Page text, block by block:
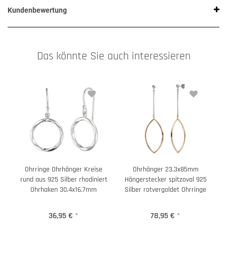
Kundenbewertung
Das könnte Sie auch interessieren
Ohrringe Ohrhänger Kreise
rund aus 925 Silber rhodiniert
Ohrhaken 30,4x16,7mm
36,95 € *
Ohrhänger 23,3x85mm
Hängerstecker spitzoval 925
Silber rotvergoldet Ohrringe
78,95 € *